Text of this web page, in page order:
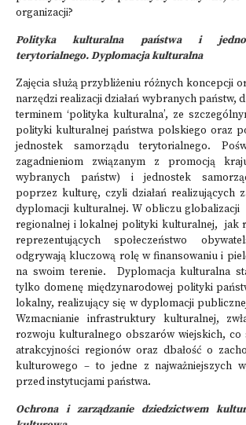
organizacji?
Polityka kulturalna państwa i
terytorialnego. Dyplomacja kulturalna
Zajęcia służą przybliżeniu różnych koncepcji
narzędzi realizacji działań wybranych państw,
terminem ‘polityka kulturalna’, ze
polityki kulturalnej państwa polskiego oraz
jednostek samorządu terytorialnego.
zagadnieniom związanym z promocją
wybranych państw) i jednostek
poprzez kulturę, czyli działań realizujących
dyplomacji kulturalnej. W obliczu globalizacji
regionalnej i lokalnej polityki kulturalnej, jak
reprezentujących społeczeństwo
odgrywają kluczową rolę w finansowaniu i
na swoim terenie. Dyplomacja kulturalna
tylko domenę międzynarodowej polityki
lokalny, realizujący się w dyplomacji
Wzmacnianie infrastruktury kulturalnej,
rozwoju kulturalnego obszarów wiejskich, co
atrakcyjności regionów oraz dbałość o
kulturowego – to jedne z najważniejszych
przed instytucjami państwa.
Ochrona i zarządzanie dziedzictwem